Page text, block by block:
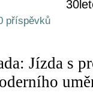
příspěvků
Jízda s